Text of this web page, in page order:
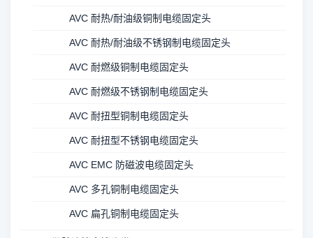
AVC 耐热/耐油级铜制电缆固定头
AVC 耐热/耐油级不锈钢制电缆固定头
AVC 耐燃级铜制电缆固定头
AVC 耐燃级不锈钢制电缆固定头
AVC 耐扭型铜制电缆固定头
AVC 耐扭型不锈钢电缆固定头
AVC EMC 防磁波电缆固定头
AVC 多孔铜制电缆固定头
AVC 扁孔铜制电缆固定头